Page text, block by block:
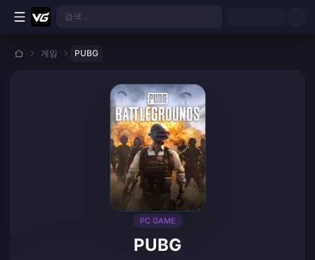
본문으로 바로가기
검색...
게임 PUBG
PC GAME
PUBG